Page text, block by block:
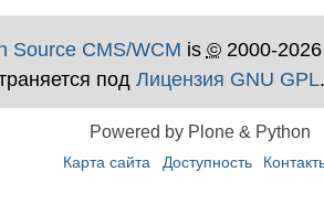
Source CMS/WCM is ©2000-
под Лицензия GNU GPL.
Powered by Plone & Python
Карта сайта Доступность